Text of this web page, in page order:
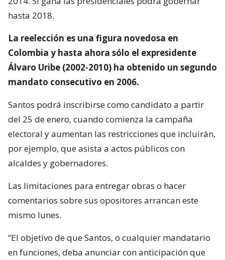
hasta 2018.
La reelección es una figura novedosa en
Colombia y hasta ahora sólo el expresidente
Álvaro Uribe (2002-2010) ha obtenido un segundo
mandato consecutivo en 2006.
Santos podrá inscribirse como candidato a partir
del 25 de enero, cuando comienza la campaña
electoral y aumentan las restricciones que incluirán,
por ejemplo, que asista a actos públicos con
alcaldes y gobernadores.
Las limitaciones para entregar obras o hacer
comentarios sobre sus opositores arrancan este
mismo lunes.
“El objetivo de que Santos, o cualquier mandatario
en funciones, deba anunciar con anticipación que